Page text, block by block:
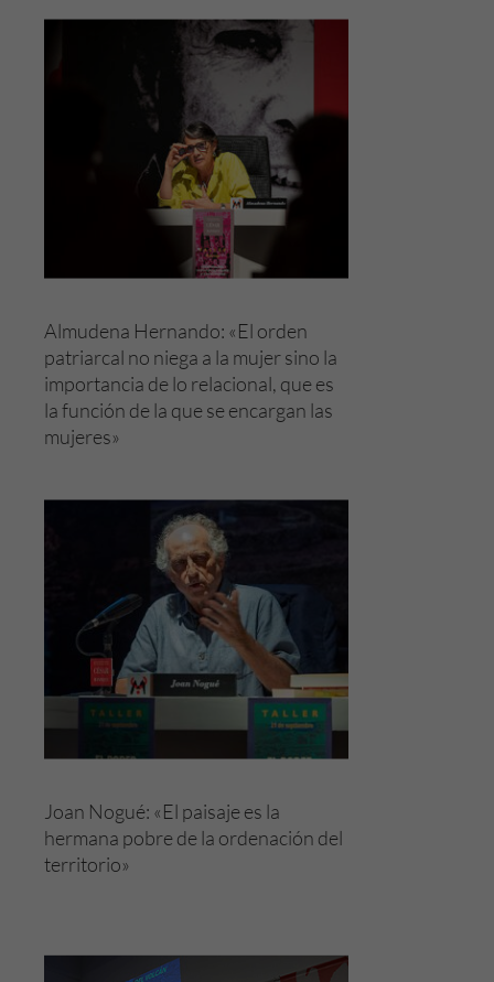
Almudena Hernando: «El orden
patriarcal no niega a la mujer sino la
importancia de lo relacional, que es
la función de la que se encargan las
mujeres»
Joan Nogué: «El paisaje es la
hermana pobre de la ordenación del
territorio»